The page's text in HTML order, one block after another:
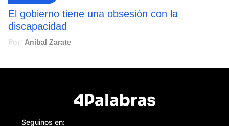
El gobierno tiene una obsesión con la
discapacidad
Por: Aníbal Zarate
Seguinos en: